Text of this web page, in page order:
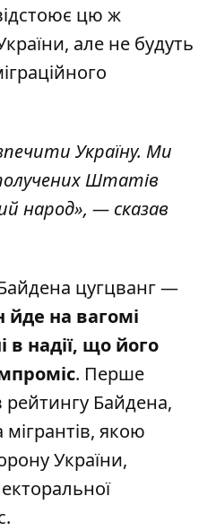
цю ж
але не будуть
Україну. Ми
Штатів
народ», — сказав
цугцванг —
на вагомі
в надії, що його
. Перше
рейтингу Байдена,
якою
України,